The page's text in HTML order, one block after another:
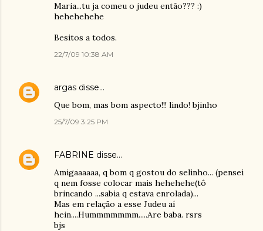
Maria...tu ja comeu o judeu então??? :)
hehehehehe
Besitos a todos.
22/7/09 10:38 AM
argas disse…
Que bom, mas bom aspecto!!! lindo! bjinho
25/7/09 3:25 PM
FABRINE disse…
Amigaaaaaa, q bom q gostou do selinho... (pensei
q nem fosse colocar mais hehehehe(tô
brincando ...sabia q estava enrolada)...
Mas em relação a esse Judeu aí
hein....Hummmmmmm.....Are baba. rsrs
bjs